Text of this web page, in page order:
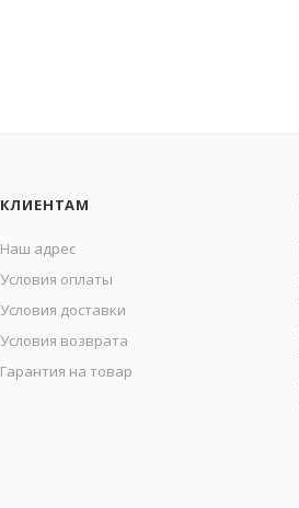
КЛИЕНТАМ
Наш адрес
Условия оплаты
Условия доставки
Условия возврата
Гарантия на товар